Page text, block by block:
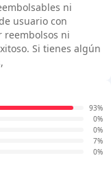
ni
usuario con
reembolsos ni
Si tienes algún
93%
0%
0%
7%
0%